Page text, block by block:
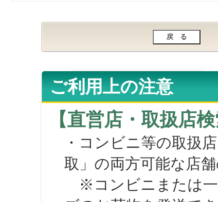
ご利用上の注意
【直営店・取扱店
・コンビニ等の取扱
取」の両方可能な店
※コンビニまたは一